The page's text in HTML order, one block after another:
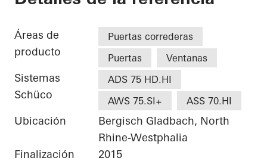
Áreas de
producto
Puertas correderas
Puertas
Ventanas
Sistemas
Schüco
ADS 75 HD.HI
AWS 75.SI+
ASS 70.HI
Ubicación
Bergisch Gladbach, North
Rhine-Westphalia
Finalización
2015